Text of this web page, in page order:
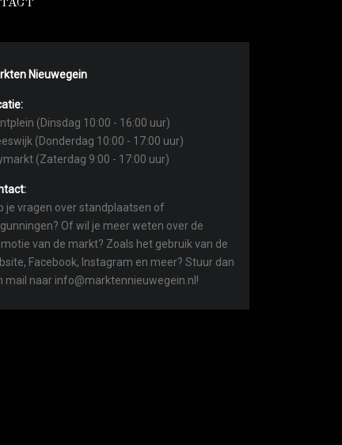
Nieuwegein
(Dinsdag 10:00 - 16:00 uur)
(Donderdag 10:00 - 17:00 uur)
(Zaterdag 9:00 - 17:00 uur)
je vragen over standplaatsen of
Of wil je meer weten over de
van de markt? Zoals het gebruik van de
Facebook, Instagram en meer? Stuur dan
mail naar info@marktennieuwegein.nl!